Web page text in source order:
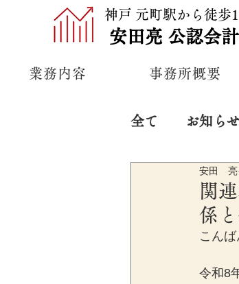
神戸 元町駅から徒歩
安田亮 公認会
業務内容 事務所概要
全て お知ら
プライベート
関
係
安田 亮
こんば
令和8